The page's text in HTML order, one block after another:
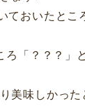
ておいたと
ろ「？？？」
美味しかっ